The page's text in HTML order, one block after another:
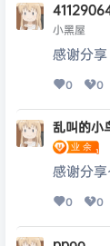
小黑屋
感谢分享
0 0
乱叫的小
感谢分
0 0